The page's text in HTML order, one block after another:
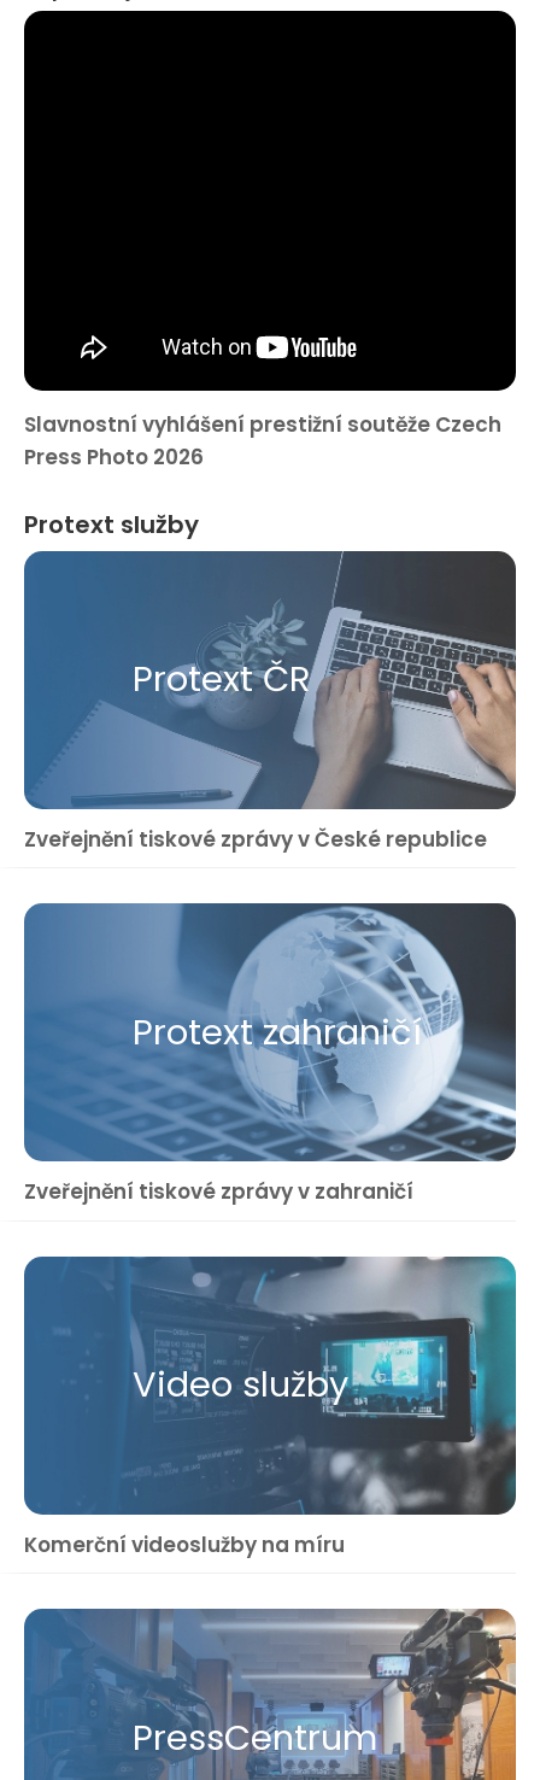
Slavnostní vyhlášení prestižní soutěže Czech
Press Photo 2026
Protext služby
Protext ČR
Zveřejnění tiskové zprávy v České republice
Protext zahraničí
Zveřejnění tiskové zprávy v zahraničí
Video služby
Komerční videoslužby na míru
Press​Centrum